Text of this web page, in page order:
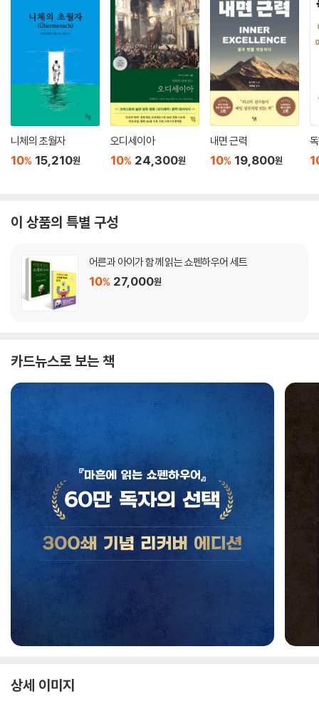
니체의 초월자
10% 15,210원
오디세이아
10% 24,300원
내면 근력
10% 19,800원
이 상품의 특별 구성
어른과 아이가 함께 읽는 쇼펜하우어 세트
10% 27,000원
카드뉴스로 보는 책
상세 이미지